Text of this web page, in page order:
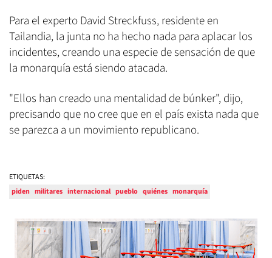
Para el experto David Streckfuss, residente en
Tailandia, la junta no ha hecho nada para aplacar los
incidentes, creando una especie de sensación de que
la monarquía está siendo atacada.
"Ellos han creado una mentalidad de búnker", dijo,
precisando que no cree que en el país exista nada que
se parezca a un movimiento republicano.
ETIQUETAS:
piden militares internacional pueblo quiénes monarquía